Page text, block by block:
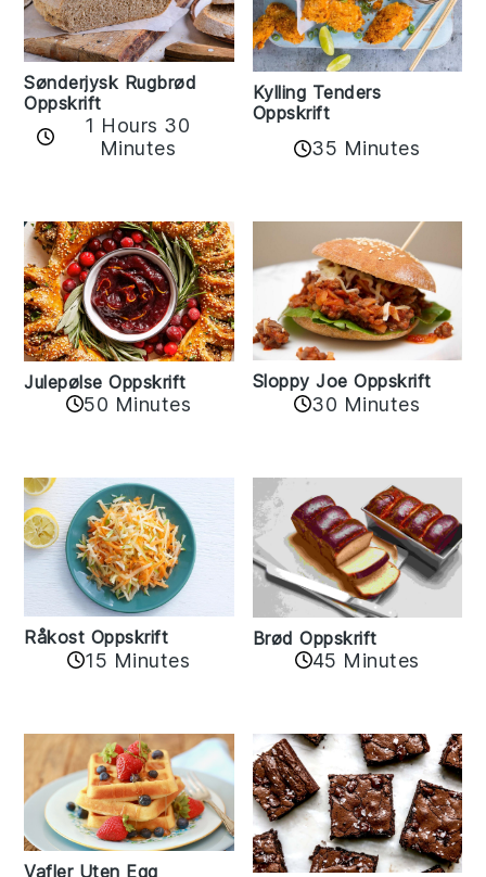
Sønderjysk Rugbrød
Oppskrift
1 Hours 30
Minutes
Kylling Tenders
Oppskrift
35 Minutes
Julepølse Oppskrift
50 Minutes
Sloppy Joe Oppskrift
30 Minutes
Råkost Oppskrift
15 Minutes
Brød Oppskrift
45 Minutes
Vafler Uten Egg